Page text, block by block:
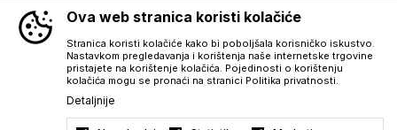
KORISNIČKI SERVIS
Ova web stranica koristi kolačiće
Stranica koristi kolačiće kako bi poboljšala korisničko iskustvo.
Nastavkom pregledavanja i korištenja naše internetske trgovine
pristajete na korištenje kolačića. Pojedinosti o korištenju
kolačića mogu se pronaći na stranici Politika privatnosti.
Detaljnije